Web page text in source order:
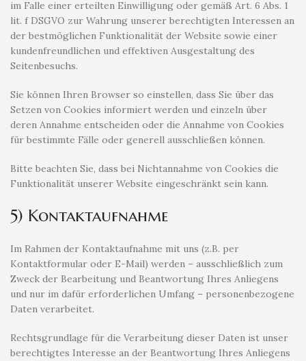
im Falle einer erteilten Einwilligung oder gemäß Art. 6 Abs. 1
lit. f DSGVO zur Wahrung unserer berechtigten Interessen an
der bestmöglichen Funktionalität der Website sowie einer
kundenfreundlichen und effektiven Ausgestaltung des
Seitenbesuchs.
Sie können Ihren Browser so einstellen, dass Sie über das
Setzen von Cookies informiert werden und einzeln über
deren Annahme entscheiden oder die Annahme von Cookies
für bestimmte Fälle oder generell ausschließen können.
Bitte beachten Sie, dass bei Nichtannahme von Cookies die
Funktionalität unserer Website eingeschränkt sein kann.
5) Kontaktaufnahme
Im Rahmen der Kontaktaufnahme mit uns (z.B. per
Kontaktformular oder E-Mail) werden – ausschließlich zum
Zweck der Bearbeitung und Beantwortung Ihres Anliegens
und nur im dafür erforderlichen Umfang – personenbezogene
Daten verarbeitet.
Rechtsgrundlage für die Verarbeitung dieser Daten ist unser
berechtigtes Interesse an der Beantwortung Ihres Anliegens